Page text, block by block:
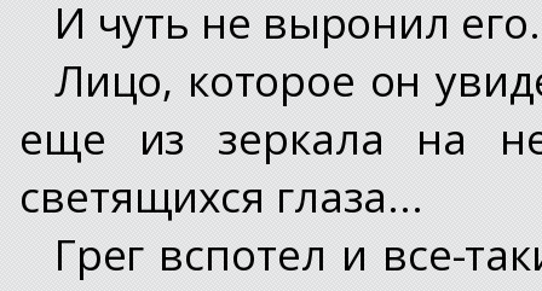
И чуть не выронил его.
Лицо, которое он
еще из зеркала на
светящихся глаза...
Грег вспотел и все-